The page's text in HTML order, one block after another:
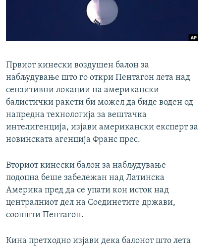
Првиот кинески воздушен балон за
набљудување што го откри Пентагон лета над
сензитивни локации на американски
балистички ракети би можел да биде воден од
напредна технологија за вештачка
интелигенција, изјави американски експерт за
новинската агенција Франс прес.
Вториот кинески балон за набљудување
подоцна беше забележан над Латинска
Америка пред да се упати кон исток над
централниот дел на Соединетите држави,
соопшти Пентагон.
Кина претходно изјави дека балонот што лета